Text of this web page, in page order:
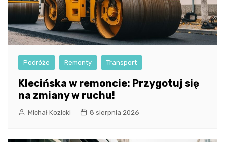
Podróże Remonty Transport
Klecińska w remoncie: Przygotuj się
na zmiany w ruchu!
Michał Kozicki 8 sierpnia 2026